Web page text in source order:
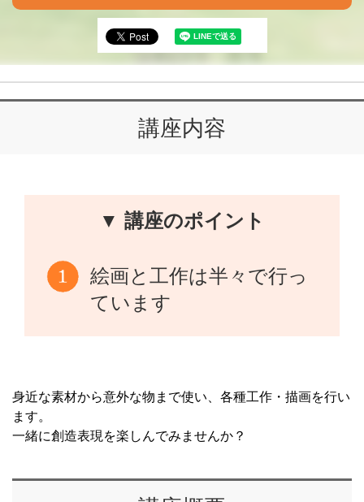
講座内容
▼ 講座のポイント
絵画と工作は半々で行っ
ています
身近な素材から意外な物まで使い、各種工作・描画を行い
ます。
一緒に創造表現を楽しんでみませんか？